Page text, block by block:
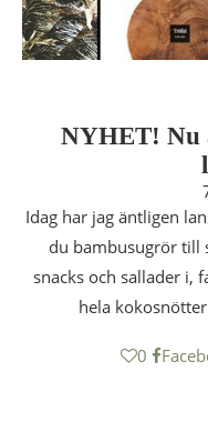
NYHET! Nu
Idag har jag äntligen
du bambusugrör till
snacks och sallader i,
hela
0